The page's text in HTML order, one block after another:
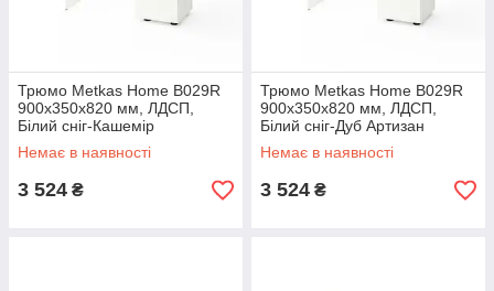
Трюмо Metkas Home B029R
900х350х820 мм, ЛДСП,
Білий сніг-Кашемір
(M029RWK)
Немає в наявності
3 524 ₴
Трюмо Metkas Home B029R
900х350х820 мм, ЛДСП,
Білий сніг-Дуб Артизан
(M029RWDA)
Немає в наявності
3 524 ₴